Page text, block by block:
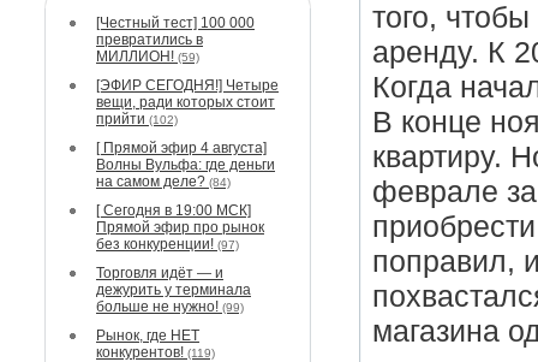
[Честный тест] 100 000
превратились в
МИЛЛИОН! (59)
[ЭФИР СЕГОДНЯ!] Четыре
вещи, ради которых стоит
прийти (102)
[ Прямой эфир 4 августа]
Волны Вульфа: где деньги
на самом деле? (84)
[ Сегодня в 19:00 МСК]
Прямой эфир про рынок
без конкуренции! (97)
Торговля идёт — и
дежурить у терминала
больше не нужно! (99)
Рынок, где НЕТ
конкурентов! (119)
того,
аренду. К
Когда
В конце
квартиру.
феврале
поправил,
магазина